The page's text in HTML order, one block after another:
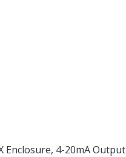
Enclosure, 4-20mA Output